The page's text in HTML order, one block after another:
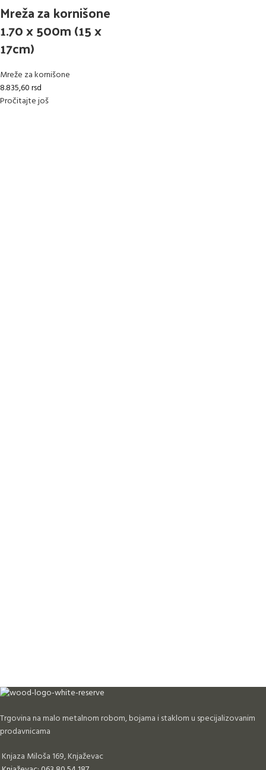
Mreža za kornišone
1.70 x 500m (15 x
17cm)
Mreže za kornišone
8.835,60rsd
Pročitajte još
Trgovina na malo metalnom robom, bojama i staklom u specijalizovanim
prodavnicama
Knjaza Miloša 169, Knjaževac